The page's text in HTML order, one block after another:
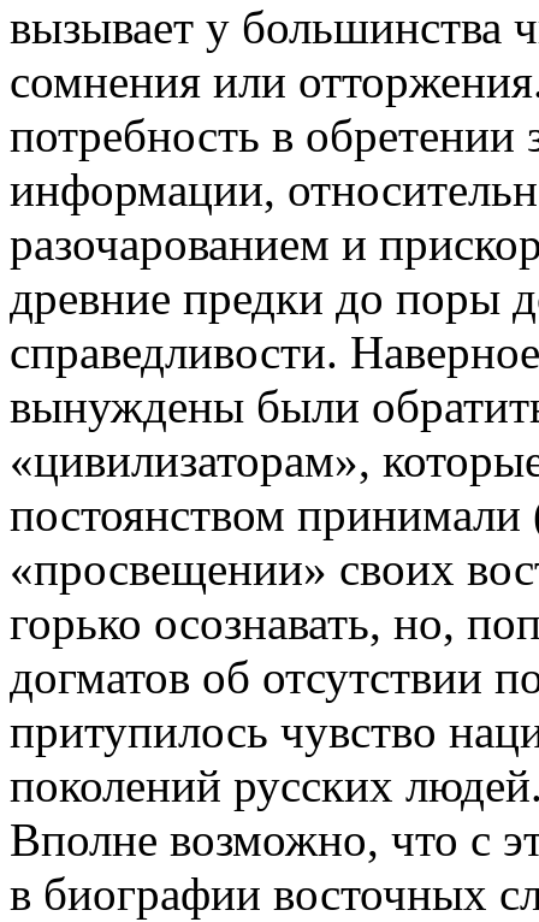
вызывает у большинства
сомнения или
потребность в
информации,
разочарованием и
древние предки до поры
справедливости.
вынуждены были
«цивилизаторам»,
постоянством
«просвещении» своих
горько осознавать, но,
догматов об отсутствии
притупилось чувство
поколений русских
Вполне возможно, что с
в биографии восточных